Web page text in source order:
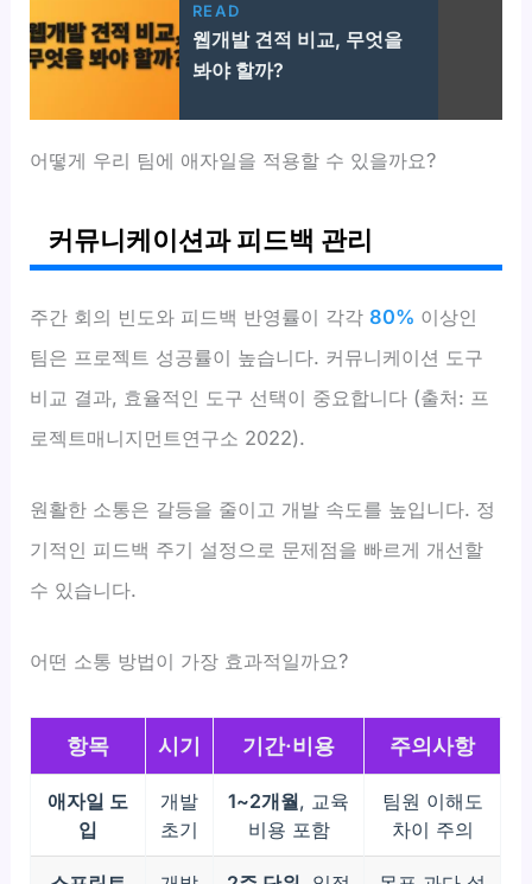
READ
웹개발 견적 비교, 무엇을
봐야 할까?
어떻게 우리 팀에 애자일을 적용할 수 있을까요?
커뮤니케이션과 피드백 관리
주간 회의 빈도와 피드백 반영률이 각각80% 이상인
팀은 프로젝트 성공률이 높습니다. 커뮤니케이션 도구
비교 결과, 효율적인 도구 선택이 중요합니다 (출처: 프
로젝트매니지먼트연구소 2022).
원활한 소통은 갈등을 줄이고 개발 속도를 높입니다. 정
기적인 피드백 주기 설정으로 문제점을 빠르게 개선할
수 있습니다.
어떤 소통 방법이 가장 효과적일까요?
항목 시기 기간·비용 주의사항
애자일 도
입
개발
초기
1~2개월, 교육
비용 포함
팀원 이해도
차이 주의